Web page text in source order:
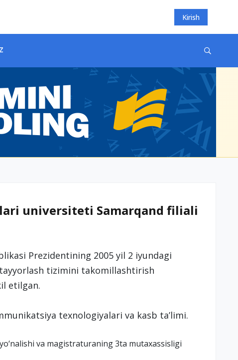
Kirish
universiteti Samarqand filiali
Prezidentining 2005 yil 2 iyundagi
tizimini takomillashtirish
etilgan.
texnologiyalari va kasb ta’limi.
va magistraturaning 3ta mutaxassisligi